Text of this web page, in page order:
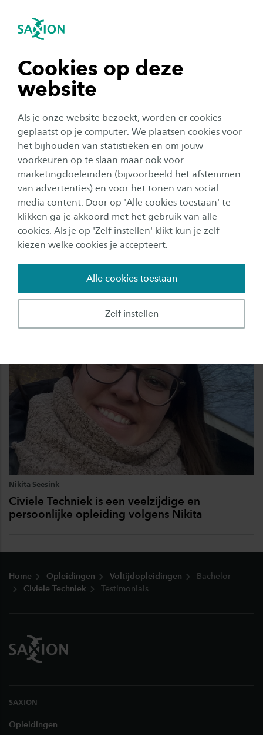
Cookies op deze
website
Als je onze website bezoekt, worden er cookies
geplaatst op je computer. We plaatsen cookies voor
het bijhouden van statistieken en om jouw
voorkeuren op te slaan maar ook voor
marketingdoeleinden (bijvoorbeeld het afstemmen
van advertenties) en voor het tonen van social
media content. Door op 'Alle cookies toestaan' te
klikken ga je akkoord met het gebruik van alle
cookies. Als je op 'Zelf instellen' klikt kun je zelf
kiezen welke cookies je accepteert.
Zelf instellen
Alle cookies toestaan
Navigatie openen
tonen
tonen
tonen
tonen
sluiten
Testimonials
Alle ervaringen
Nikita Seesink
Civiele Techniek is een veelzijdige en
persoonlijke opleiding volgens Nikita
Home Opleidingen Voltijdopleidingen
Bachelor
Civiele Techniek
Testimonials
SAXION
Opleidingen